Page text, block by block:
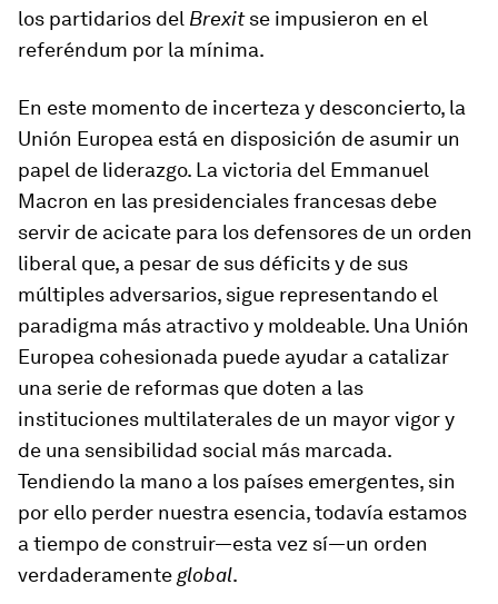
los partidarios del Brexitse impusieron en el
referéndum por la mínima.
En este momento de incerteza y desconcierto, la
Unión Europea está en disposición de asumir un
papel de liderazgo. La victoria del Emmanuel
Macron en las presidenciales francesas debe
servir de acicate para los defensores de un orden
liberal que, a pesar de sus déficits y de sus
múltiples adversarios, sigue representando el
paradigma más atractivo y moldeable. Una Unión
Europea cohesionada puede ayudar a catalizar
una serie de reformas que doten a las
instituciones multilaterales de un mayor vigor y
de una sensibilidad social más marcada.
Tendiendo la mano a los países emergentes, sin
por ello perder nuestra esencia, todavía estamos
a tiempo de construir—esta vez sí—un orden
verdaderamenteglobal.